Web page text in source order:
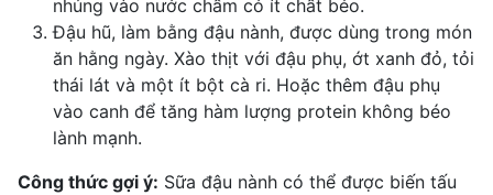
nhúng vào nước chấm có ít chất béo.
Đậu hũ, làm bằng đậu nành, được dùng trong món
ăn hằng ngày. Xào thịt với đậu phụ, ớt xanh đỏ, tỏi
thái lát và một ít bột cà ri. Hoặc thêm đậu phụ
vào canh để tăng hàm lượng protein không béo
lành mạnh.
Công thức gợi ý: Sữa đậu nành có thể được biến tấu